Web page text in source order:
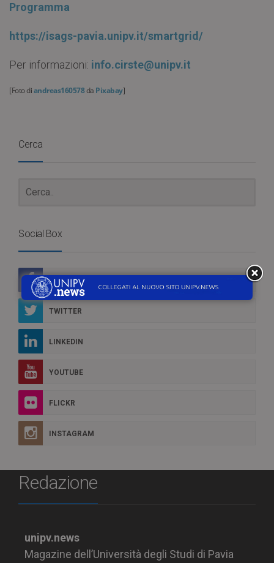
Programma
https://isags-pavia.unipv.it/smartgrid/
Per informazioni: info.cirste@unipv.it
[Foto diandreas160578da Pixabay]
Cerca
Social Box
FACEBOOK
TWITTER
LINKEDIN
YOUTUBE
FLICKR
INSTAGRAM
Redazione
unipv.news
Magazine dell’Università degli Studi di Pavia